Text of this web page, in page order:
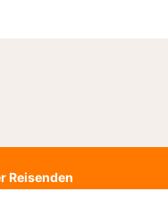
Reisenden